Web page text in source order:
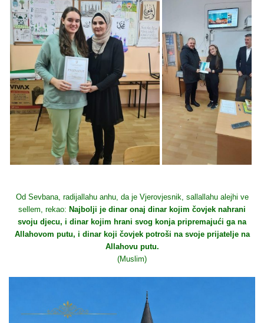
Od Sevbana, radijallahu anhu, da je Vjerovjesnik, sallallahu alejhi ve
sellem, rekao: Najbolji je dinar onaj dinar kojim čovjek nahrani
svoju djecu, i dinar kojim hrani svog konja pripremajući ga na
Allahovom putu, i dinar koji čovjek potroši na svoje prijatelje na
Allahovu putu.
(Muslim)